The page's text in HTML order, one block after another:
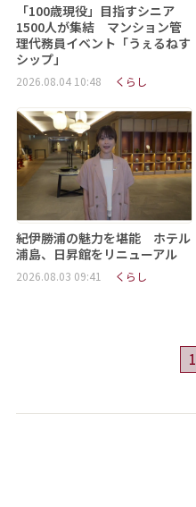
「100歳現役」目指すシニア
1500人が集結 マンション管
理代務員イベント「うぇるねす
シップ」
2026.08.04 10:48 くらし
紀伊勝浦の魅力を堪能 ホテル
浦島、日昇館をリニューアル
2026.08.03 09:41 くらし
1